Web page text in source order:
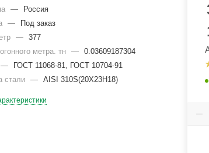
—
Россия
—
Под заказ
—
377
метра. тн
—
0.03609187304
—
ГОСТ 11068-81, ГОСТ 10704-91
стали
— AISI 310S(20Х23Н18)